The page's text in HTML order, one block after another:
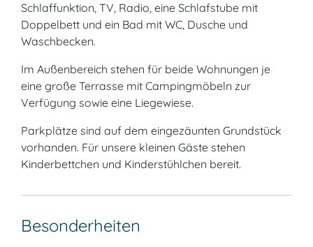
Schlaffunktion, TV, Radio, eine Schlafstube mit
Doppelbett und ein Bad mit WC, Dusche und
Waschbecken.
Im Außenbereich stehen für beide Wohnungen je
eine große Terrasse mit Campingmöbeln zur
Verfügung sowie eine Liegewiese.
Parkplätze sind auf dem eingezäunten Grundstück
vorhanden. Für unsere kleinen Gäste stehen
Kinderbettchen und Kinderstühlchen bereit.
Besonderheiten